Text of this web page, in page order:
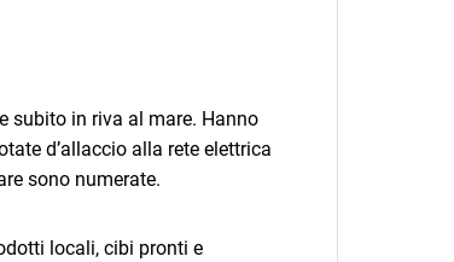
subito in riva al mare. Hanno
d’allaccio alla rete elettrica
sono numerate.
locali, cibi pronti e